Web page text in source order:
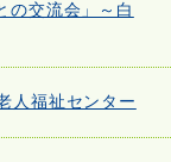
の交流会」～白
人福祉センター